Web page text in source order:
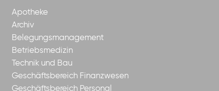
Apotheke
Archiv
Belegungsmanagement
Betriebsmedizin
Technik und Bau
Geschäftsbereich Finanzwesen
Geschäftsbereich Personal